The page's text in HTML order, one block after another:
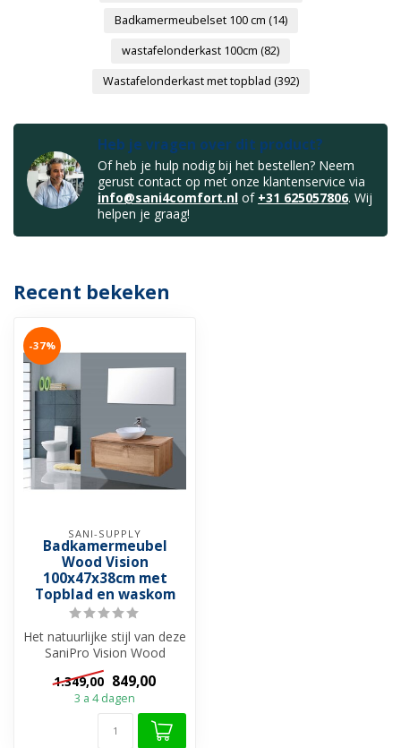
Badkamermeubelset 100 cm (14)
wastafelonderkast 100cm (82)
Wastafelonderkast met topblad (392)
Heb je vragen over dit product?
Of heb je hulp nodig bij het bestellen? Neem
gerust contact op met onze klantenservice via
info@sani4comfort.nl of +31 625057806. Wij
helpen je graag!
Recent bekeken
-37%
SANI-SUPPLY
Badkamermeubel
Wood Vision
100x47x38cm met
Topblad en waskom
Het natuurlijke stijl van deze
SaniPro Vision Wood
160cm Badkamermeubel
Eiken vo...
1.349,00 849,00
3 a 4 dagen